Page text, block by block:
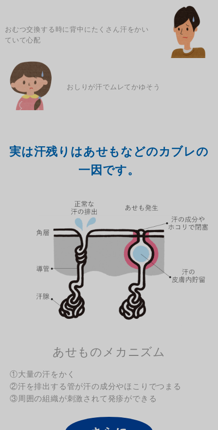
おむつ交換する時に背中にたくさん汗をかい
ていて心配
おしりが汗でムレてかゆそう
実は汗残りはあせもなどのカブレの
一因です。
あせものメカニズム
①大量の汗をかく
②汗を排出する管が汗の成分やほこりでつまる
③周囲の組織が刺激されて発疹ができる